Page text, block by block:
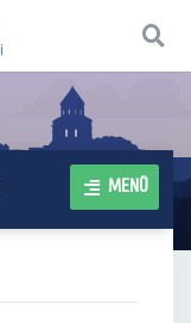
MENÜ